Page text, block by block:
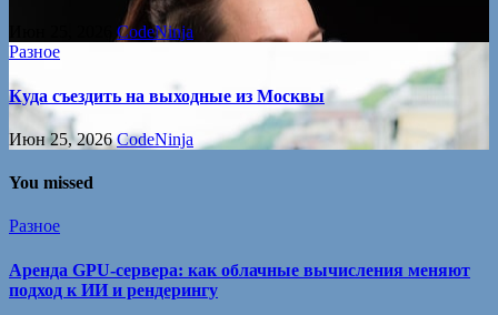
CodeNinja
Разное
Куда съездить на выходные из Москвы
Июн 25, 2026CodeNinja
You missed
Разное
Аренда GPU-сервера: как облачные вычисления меняют
подход к ИИ и рендерингу